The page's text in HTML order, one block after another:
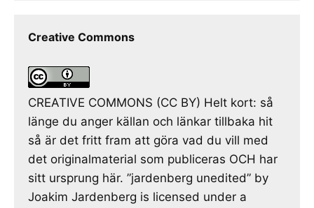
Creative Commons
CREATIVE COMMONS (CC BY) Helt kort: så
länge du anger källan och länkar tillbaka hit
så är det fritt fram att göra vad du vill med
det originalmaterial som publiceras OCH har
sitt ursprung här. ”jardenberg unedited” by
Joakim Jardenberg is licensed under a